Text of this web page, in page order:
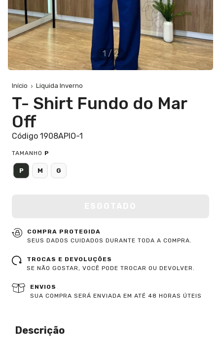
1 /2
Início Liquida Inverno
T- Shirt Fundo do Mar
Off
Código 1908APIO-1
TAMANHO P
P M G
COMPRA PROTEGIDA
SEUS DADOS CUIDADOS DURANTE TODA A COMPRA.
TROCAS E DEVOLUÇÕES
SE NÃO GOSTAR, VOCÊ PODE TROCAR OU DEVOLVER.
ENVIOS
SUA COMPRA SERÁ ENVIADA EM ATÉ 48 HORAS ÚTEIS
Descrição